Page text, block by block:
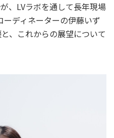
、LVラボを通して長年現場
ディネーターの伊藤いず
、これからの展望について